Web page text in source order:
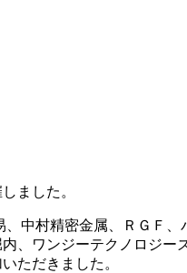
ました。
中村精密金属、ＲＧＦ、
、ワンジーテクノロジー
ただきました。